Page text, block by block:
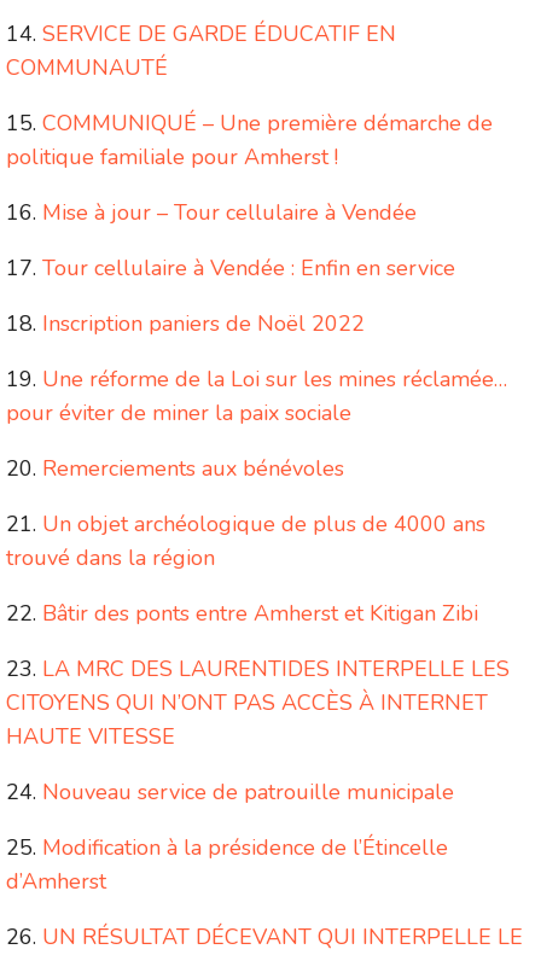
SERVICE DE GARDE ÉDUCATIF EN
COMMUNAUTÉ
COMMUNIQUÉ – Une première démarche de
politique familiale pour Amherst !
Mise à jour – Tour cellulaire à Vendée
Tour cellulaire à Vendée : Enfin en service
Inscription paniers de Noël 2022
Une réforme de la Loi sur les mines réclamée…
pour éviter de miner la paix sociale
Remerciements aux bénévoles
Un objet archéologique de plus de 4000 ans
trouvé dans la région
Bâtir des ponts entre Amherst et Kitigan Zibi
LA MRC DES LAURENTIDES INTERPELLE LES
CITOYENS QUI N’ONT PAS ACCÈS À INTERNET
HAUTE VITESSE
Nouveau service de patrouille municipale
Modification à la présidence de l’Étincelle
d’Amherst
UN RÉSULTAT DÉCEVANT QUI INTERPELLE LE